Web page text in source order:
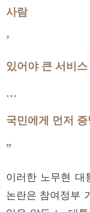
사람
’
있어야 큰 서비
…
국민에게 먼저
”
이러한 노무현 대
논란은 참여정부